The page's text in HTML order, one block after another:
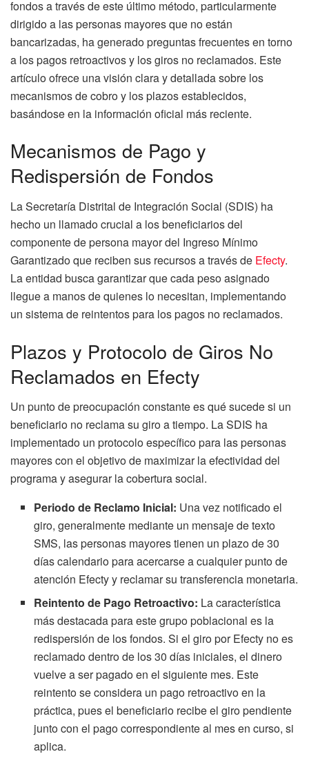
fondos a través de este último método, particularmente
dirigido a las personas mayores que no están
bancarizadas, ha generado preguntas frecuentes en torno
a los pagos retroactivos y los giros no reclamados. Este
artículo ofrece una visión clara y detallada sobre los
mecanismos de cobro y los plazos establecidos,
basándose en la información oficial más reciente.
Mecanismos de Pago y
Redispersión de Fondos
La Secretaría Distrital de Integración Social (SDIS) ha
hecho un llamado crucial a los beneficiarios del
componente de persona mayor del Ingreso Mínimo
Garantizado que reciben sus recursos a través de Efecty.
La entidad busca garantizar que cada peso asignado
llegue a manos de quienes lo necesitan, implementando
un sistema de reintentos para los pagos no reclamados.
Plazos y Protocolo de Giros No
Reclamados en Efecty
Un punto de preocupación constante es qué sucede si un
beneficiario no reclama su giro a tiempo. La SDIS ha
implementado un protocolo específico para las personas
mayores con el objetivo de maximizar la efectividad del
programa y asegurar la cobertura social.
Periodo de Reclamo Inicial: Una vez notificado el
giro, generalmente mediante un mensaje de texto
SMS, las personas mayores tienen un plazo de 30
días calendario para acercarse a cualquier punto de
atención Efecty y reclamar su transferencia monetaria.
Reintento de Pago Retroactivo: La característica
más destacada para este grupo poblacional es la
redispersión de los fondos. Si el giro por Efecty no es
reclamado dentro de los 30 días iniciales, el dinero
vuelve a ser pagado en el siguiente mes. Este
reintento se considera un pago retroactivo en la
práctica, pues el beneficiario recibe el giro pendiente
junto con el pago correspondiente al mes en curso, si
aplica.